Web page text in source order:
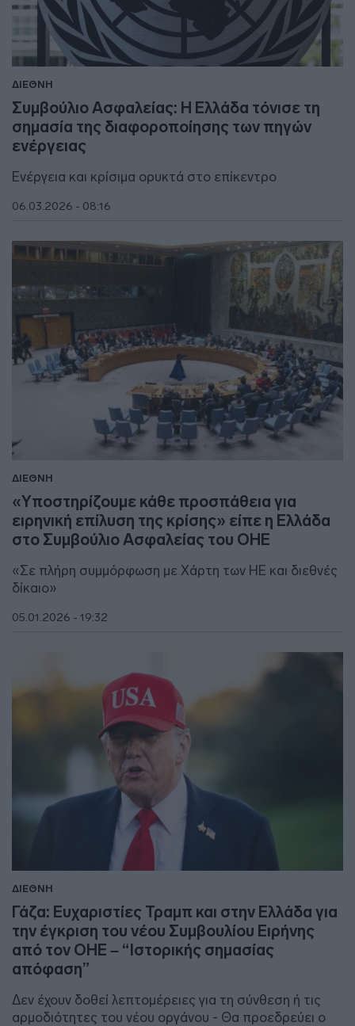
ΔΙΕΘΝΗ
Συμβούλιο Ασφαλείας: Η Ελλάδα τόνισε τη
σημασία της διαφοροποίησης των πηγών
ενέργειας
Ενέργεια και κρίσιμα ορυκτά στο επίκεντρο
06.03.2026 - 08:16
ΔΙΕΘΝΗ
«Υποστηρίζουμε κάθε προσπάθεια για
ειρηνική επίλυση της κρίσης» είπε η Ελλάδα
στο Συμβούλιο Ασφαλείας του ΟΗΕ
«Σε πλήρη συμμόρφωση με Χάρτη των ΗΕ και διεθνές
δίκαιο»
05.01.2026 - 19:32
ΔΙΕΘΝΗ
Γάζα: Ευχαριστίες Τραμπ και στην Ελλάδα για
την έγκριση του νέου Συμβουλίου Ειρήνης
από τον ΟΗΕ – “Ιστορικής σημασίας
απόφαση”
Δεν έχουν δοθεί λεπτομέρειες για τη σύνθεση ή τις
αρμοδιότητες του νέου οργάνου - Θα προεδρεύει ο